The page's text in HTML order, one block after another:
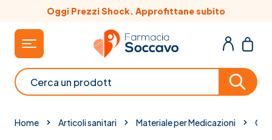
Salta al contenutoOggi Prezzi Shock. Approfittane subito
Cerca
Home Articoli sanitari Materiale per Medicazioni